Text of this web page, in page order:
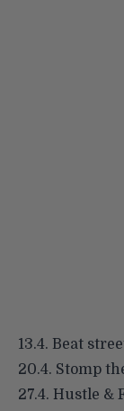
13.4. Beat
20.4. Stomp
27.4. Hustle &